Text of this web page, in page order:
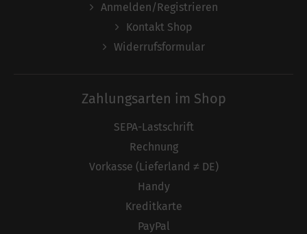
Anmelden/Registrieren
Kontakt Shop
Widerrufsformular
Zahlungsarten im Shop
SEPA-Lastschrift
Rechnung
Vorkasse (Lieferland ≠ DE)
Handy
Kreditkarte
PayPal